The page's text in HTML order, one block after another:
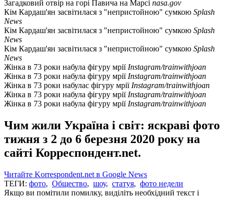
Загадковий отвір на горі Павича на Марсі nasa.gov
Кім Кардаш'ян засвітилася з "непристойною" сумкою Splash
News
Кім Кардаш'ян засвітилася з "непристойною" сумкою Splash
News
Кім Кардаш'ян засвітилася з "непристойною" сумкою Splash
News
Жінка в 73 роки набула фігуру мрії Instagram/trainwithjoan
Жінка в 73 роки набула фігуру мрії Instagram/trainwithjoan
Жінка в 73 роки набулас фігуру мрії Instagram/trainwithjoan
Жінка в 73 роки набула фігуру мрії Instagram/trainwithjoan
Жінка в 73 роки набула фігуру мрії Instagram/trainwithjoan
Чим жили Україна і світ: яскраві фото
тижня з 2 до 6 березня 2020 року на
сайті Корреспондент.net.
Читайте Korrespondent.net в Google News
ТЕГИ: фото, Общество, шоу, статуя, фото недели
Якщо ви помітили помилку, виділіть необхідний текст і